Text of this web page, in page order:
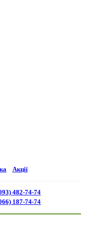
Акції
482-74-74
187-74-74